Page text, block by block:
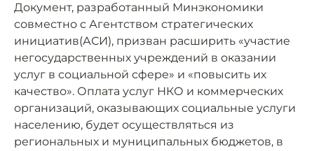
Документ, разработанный Минэкономики
совместно с Агентством стратегических
инициатив(АСИ), призван расширить «участие
негосударственных учреждений в оказании
услуг в социальной сфере» и «повысить их
качество». Оплата услуг НКО и коммерческих
организаций, оказывающих социальные услуги
населению, будет осуществляться из
региональных и муниципальных бюджетов, в